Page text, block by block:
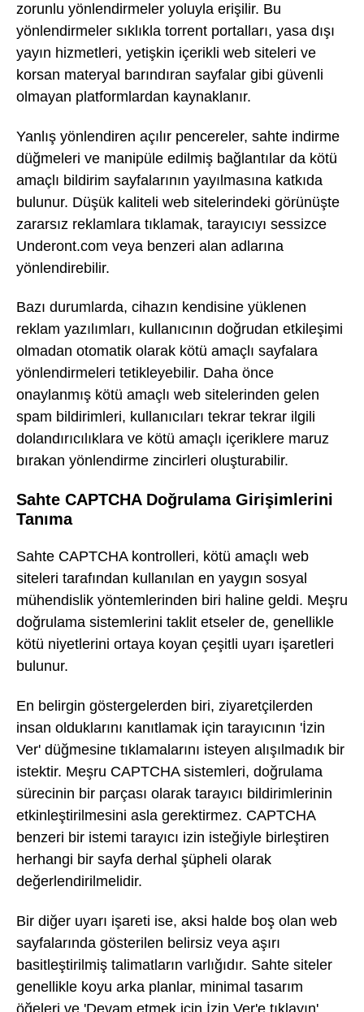
zorunlu yönlendirmeler yoluyla erişilir. Bu
yönlendirmeler sıklıkla torrent portalları, yasa dışı
yayın hizmetleri, yetişkin içerikli web siteleri ve
korsan materyal barındıran sayfalar gibi güvenli
olmayan platformlardan kaynaklanır.
Yanlış yönlendiren açılır pencereler, sahte indirme
düğmeleri ve manipüle edilmiş bağlantılar da kötü
amaçlı bildirim sayfalarının yayılmasına katkıda
bulunur. Düşük kaliteli web sitelerindeki görünüşte
zararsız reklamlara tıklamak, tarayıcıyı sessizce
Underont.com veya benzeri alan adlarına
yönlendirebilir.
Bazı durumlarda, cihazın kendisine yüklenen
reklam yazılımları, kullanıcının doğrudan etkileşimi
olmadan otomatik olarak kötü amaçlı sayfalara
yönlendirmeleri tetikleyebilir. Daha önce
onaylanmış kötü amaçlı web sitelerinden gelen
spam bildirimleri, kullanıcıları tekrar tekrar ilgili
dolandırıcılıklara ve kötü amaçlı içeriklere maruz
bırakan yönlendirme zincirleri oluşturabilir.
Sahte CAPTCHA Doğrulama Girişimlerini
Tanıma
Sahte CAPTCHA kontrolleri, kötü amaçlı web
siteleri tarafından kullanılan en yaygın sosyal
mühendislik yöntemlerinden biri haline geldi. Meşru
doğrulama sistemlerini taklit etseler de, genellikle
kötü niyetlerini ortaya koyan çeşitli uyarı işaretleri
bulunur.
En belirgin göstergelerden biri, ziyaretçilerden
insan olduklarını kanıtlamak için tarayıcının 'İzin
Ver' düğmesine tıklamalarını isteyen alışılmadık bir
istektir. Meşru CAPTCHA sistemleri, doğrulama
sürecinin bir parçası olarak tarayıcı bildirimlerinin
etkinleştirilmesini asla gerektirmez. CAPTCHA
benzeri bir istemi tarayıcı izin isteğiyle birleştiren
herhangi bir sayfa derhal şüpheli olarak
değerlendirilmelidir.
Bir diğer uyarı işareti ise, aksi halde boş olan web
sayfalarında gösterilen belirsiz veya aşırı
basitleştirilmiş talimatların varlığıdır. Sahte siteler
genellikle koyu arka planlar, minimal tasarım
öğeleri ve 'Devam etmek için İzin Ver'e tıklayın',